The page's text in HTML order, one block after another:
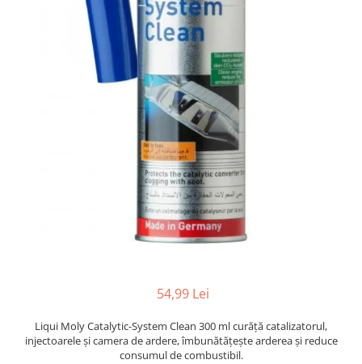
54,99 Lei
Liqui Moly Catalytic-System Clean 300 ml curăță catalizatorul,
injectoarele și camera de ardere, îmbunătățește arderea și reduce
consumul de combustibil.